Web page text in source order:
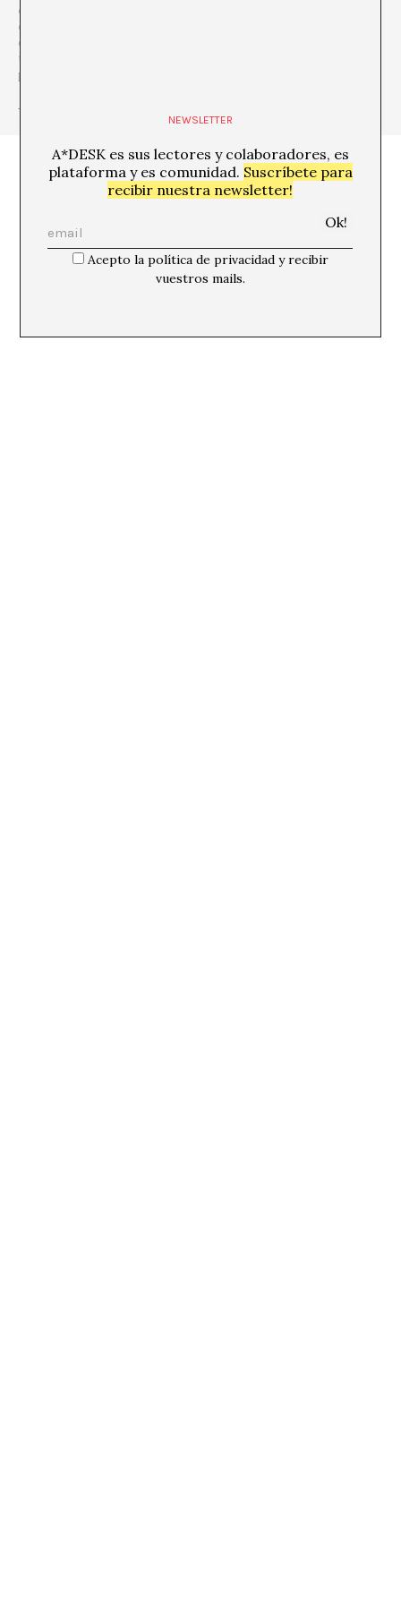
contemporáneo, porque es de allí de donde venimos y esta
consciencia nos permite ir mucho más allá, incorporar otras
disciplinas y formas del pensamiento para hablar y debatir sobre
temas que son de relevancia y de urgencia para entender nuestro
presente.
+ Ver todas las publicaciones del autor/a
NEWSLETTER
A*DESK es sus lectores y colaboradores, es
plataforma y es comunidad. Suscríbete para
recibir nuestra newsletter!
Acepto la política de privacidad y recibir
vuestros mails.